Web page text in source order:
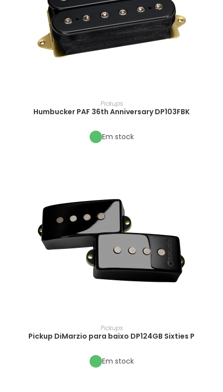
Pickups
Humbucker PAF 36th Anniversary DP103FBK
Em stock
Pickups
Pickup DiMarzio para baixo DP124GB Sixties P
Em stock